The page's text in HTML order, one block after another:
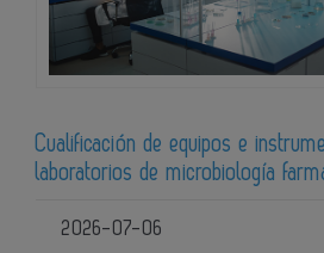
Cualificación de equipos e
laboratorios de microbiología
2026-07-06